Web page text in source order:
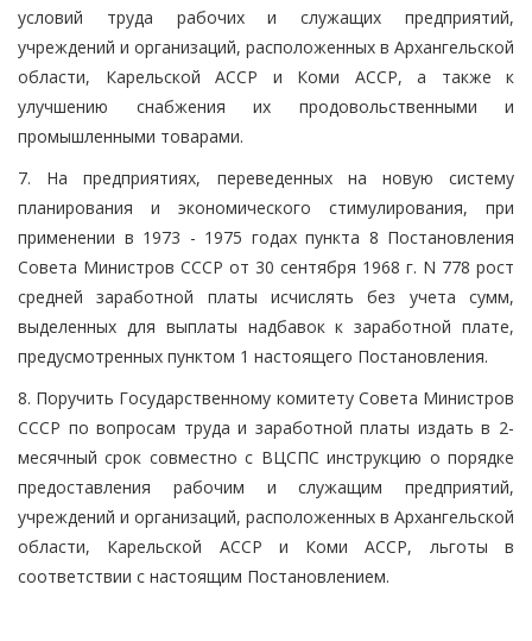
условий труда рабочих и служащих предприятий,
учреждений и организаций, расположенных в Архангельской
области, Карельской АССР и Коми АССР, а также к
улучшению снабжения их продовольственными и
промышленными товарами.
7. На предприятиях, переведенных на новую систему
планирования и экономического стимулирования, при
применении в 1973 - 1975 годах пункта 8 Постановления
Совета Министров СССР от 30 сентября 1968 г. N 778 рост
средней заработной платы исчислять без учета сумм,
выделенных для выплаты надбавок к заработной плате,
предусмотренных пунктом 1 настоящего Постановления.
8. Поручить Государственному комитету Совета Министров
СССР по вопросам труда и заработной платы издать в 2-
месячный срок совместно с ВЦСПС инструкцию о порядке
предоставления рабочим и служащим предприятий,
учреждений и организаций, расположенных в Архангельской
области, Карельской АССР и Коми АССР, льготы в
соответствии с настоящим Постановлением.